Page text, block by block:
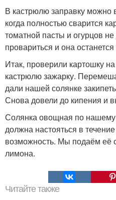
В кастрюлю заправку можно
когда полностью сварится
томатной пасты и огурцов не
провариться и она
Итак, проверили картошку
кастрюлю зажарку.
дали нашей солянке
Снова довели до кипения и
Солянка овощная по нашему
должна настояться в
возможность. Мы подаём её
лимона.
Читайте также